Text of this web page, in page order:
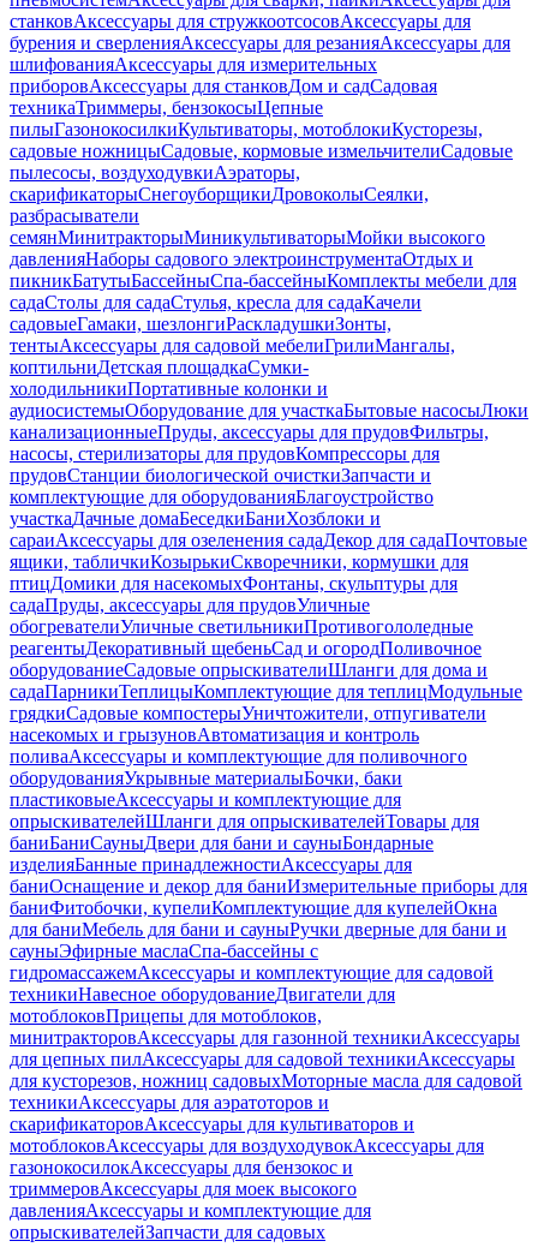
станковАксессуары для стружкоотсосовАксессуары для
бурения и сверленияАксессуары для резанияАксессуары для
шлифованияАксессуары для измерительных
приборовАксессуары для станковДом и садСадовая
техникаТриммеры, бензокосыЦепные
пилыГазонокосилкиКультиваторы, мотоблокиКусторезы,
садовые ножницыСадовые, кормовые измельчителиСадовые
пылесосы, воздуходувкиАэраторы,
скарификаторыСнегоуборщикиДровоколыСеялки,
разбрасыватели
семянМинитракторыМиникультиваторыМойки высокого
давленияНаборы садового электроинструментаОтдых и
пикникБатутыБассейныСпа-бассейныКомплекты мебели для
садаСтолы для садаСтулья, кресла для садаКачели
садовыеГамаки, шезлонгиРаскладушкиЗонты,
тентыАксессуары для садовой мебелиГрилиМангалы,
коптильниДетская площадкаСумки-
холодильникиПортативные колонки и
аудиосистемыОборудование для участкаБытовые насосыЛюки
канализационныеПруды, аксессуары для прудовФильтры,
насосы, стерилизаторы для прудовКомпрессоры для
прудовСтанции биологической очисткиЗапчасти и
комплектующие для оборудованияБлагоустройство
участкаДачные домаБеседкиБаниХозблоки и
сараиАксессуары для озеленения садаДекор для садаПочтовые
ящики, табличкиКозырькиСкворечники, кормушки для
птицДомики для насекомыхФонтаны, скульптуры для
садаПруды, аксессуары для прудовУличные
обогревателиУличные светильникиПротивогололедные
реагентыДекоративный щебеньСад и огородПоливочное
оборудованиеСадовые опрыскивателиШланги для дома и
садаПарникиТеплицыКомплектующие для теплицМодульные
грядкиСадовые компостерыУничтожители, отпугиватели
насекомых и грызуновАвтоматизация и контроль
поливаАксессуары и комплектующие для поливочного
оборудованияУкрывные материалыБочки, баки
пластиковыеАксессуары и комплектующие для
опрыскивателейШланги для опрыскивателейТовары для
баниБаниСауныДвери для бани и сауныБондарные
изделияБанные принадлежностиАксессуары для
баниОснащение и декор для баниИзмерительные приборы для
баниФитобочки, купелиКомплектующие для купелейОкна
для баниМебель для бани и сауныРучки дверные для бани и
сауныЭфирные маслаСпа-бассейны с
гидромассажемАксессуары и комплектующие для садовой
техникиНавесное оборудованиеДвигатели для
мотоблоковПрицепы для мотоблоков,
минитракторовАксессуары для газонной техникиАксессуары
для цепных пилАксессуары для садовой техникиАксессуары
для кусторезов, ножниц садовыхМоторные масла для садовой
техникиАксессуары для аэратоторов и
скарификаторовАксессуары для культиваторов и
мотоблоковАксессуары для воздуходувокАксессуары для
газонокосилокАксессуары для бензокос и
триммеровАксессуары для моек высокого
давленияАксессуары и комплектующие для
опрыскивателейЗапчасти для садовых